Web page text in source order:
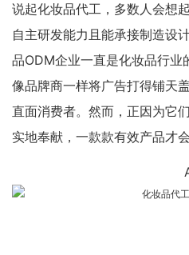
说起化妆品代工，多数人会想
自主研发能力且能承接制造设
品ODM企业一直是化妆品行业
像品牌商一样将广告打得铺天
直面消费者。然而，正因为它
实地奉献，一款款有效产品才